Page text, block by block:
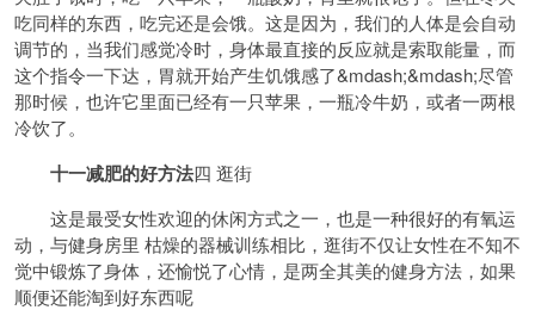
吃同样的东西，吃完还是会饿。这是因为，我们的人体是会自动
调节的，当我们感觉冷时，身体最直接的反应就是索取能量，而
这个指令一下达，胃就开始产生饥饿感了&mdash;&mdash;尽管
那时候，也许它里面已经有一只苹果，一瓶冷牛奶，或者一两根
冷饮了。
十一减肥的好方法四 逛街
这是最受女性欢迎的休闲方式之一，也是一种很好的有氧运
动，与健身房里 枯燥的器械训练相比，逛街不仅让女性在不知不
觉中锻炼了身体，还愉悦了心情，是两全其美的健身方法，如果
顺便还能淘到好东西呢